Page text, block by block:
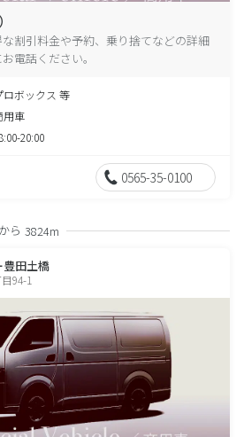
割引料金や予約、乗り捨てなどの詳細
電話ください。
ロボックス 等
用車
20:00
0565-35-0100
ら 3824m
豊田土橋
94-1